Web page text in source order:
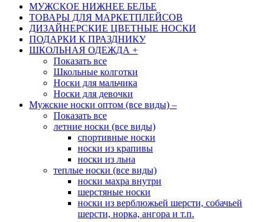
МУЖСКОЕ НИЖНЕЕ БЕЛЬЕ
ТОВАРЫ ДЛЯ МАРКЕТПЛЕЙСОВ
ДИЗАЙНЕРСКИЕ ЦВЕТНЫЕ НОСКИ
ПОДАРКИ К ПРАЗДНИКУ
ШКОЛЬНАЯ ОДЕЖДА +
Показать все
Школьные колготки
Носки для мальчика
Носки для девочки
Мужские носки оптом (все виды) –
Показать все
летние носки (все виды)
спортивные носки
носки из крапивы
носки из льна
теплые носки (все виды)
носки махра внутри
шерстяные носки
носки из верблюжьей шерсти, собачьей
шерсти, норка, ангора и т.п.